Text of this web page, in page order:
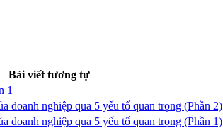
Bài viết tương tự
1
doanh nghiệp qua 5 yếu tố quan trọng (Phần 2)
doanh nghiệp qua 5 yếu tố quan trọng (Phần 1)